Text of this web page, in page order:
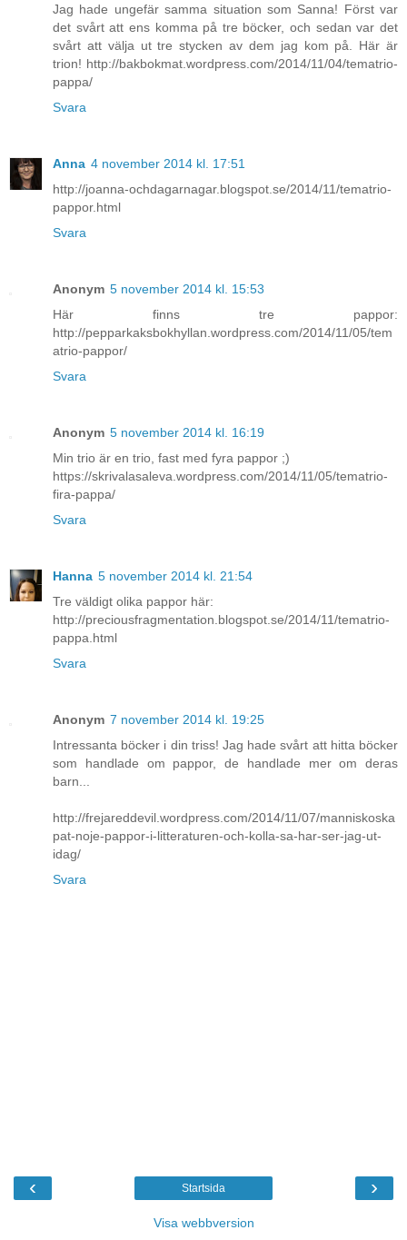
Jag hade ungefär samma situation som Sanna! Först var
det svårt att ens komma på tre böcker, och sedan var det
svårt att välja ut tre stycken av dem jag kom på. Här är
trion! http://bakbokmat.wordpress.com/2014/11/04/tematrio-
pappa/
Svara
Anna 4 november 2014 kl. 17:51
http://joanna-ochdagarnagar.blogspot.se/2014/11/tematrio-
pappor.html
Svara
Anonym 5 november 2014 kl. 15:53
Här finns tre pappor:
http://pepparkaksbokhyllan.wordpress.com/2014/11/05/tem
atrio-pappor/
Svara
Anonym 5 november 2014 kl. 16:19
Min trio är en trio, fast med fyra pappor ;)
https://skrivalasaleva.wordpress.com/2014/11/05/tematrio-
fira-pappa/
Svara
Hanna 5 november 2014 kl. 21:54
Tre väldigt olika pappor här:
http://preciousfragmentation.blogspot.se/2014/11/tematrio-
pappa.html
Svara
Anonym 7 november 2014 kl. 19:25
Intressanta böcker i din triss! Jag hade svårt att hitta böcker
som handlade om pappor, de handlade mer om deras
barn...
http://frejareddevil.wordpress.com/2014/11/07/manniskoska
pat-noje-pappor-i-litteraturen-och-kolla-sa-har-ser-jag-ut-
idag/
Svara
‹ ›
Startsida
Visa webbversion